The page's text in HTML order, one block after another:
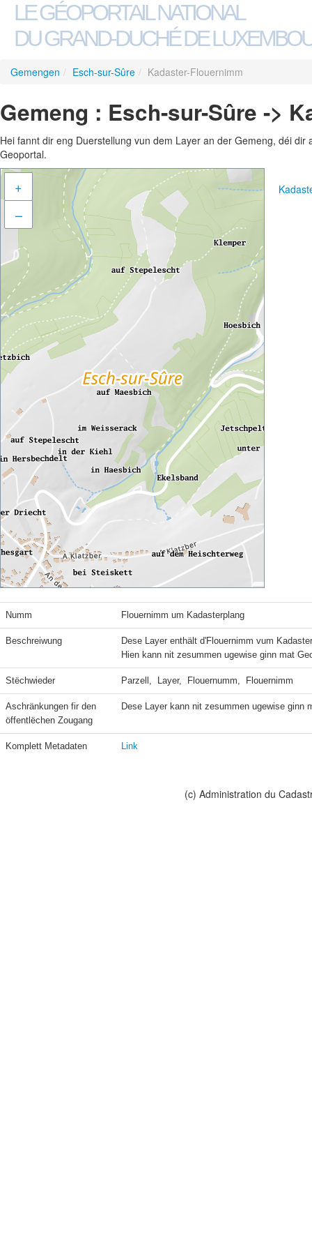
LE GÉOPORTAIL NATIONAL
DU GRAND-DUCHÉ DE
Gemengen / Esch-sur-Sûre / Kadaster-Flouernimm
Gemeng : Esch-sur-Sûre ->
Hei fannt dir eng Duerstellung vun dem Layer an der Gemeng, déi
Geoportal.
+
–
Numm Flouernimm um Kadasterplang
Beschreiwung
Dese Layer enthält d'Flouernimm vum
Hien kann nit zesummen ugewise ginn mat
Stëchwieder Parzell,  Layer,  Flouernumm,  Flouernimm
Aschränkungen fir den
öffentlëchen Zougang
Dese Layer kann nit zesummen ugewise ginn
Komplett Metadaten Link
(c) Administration du